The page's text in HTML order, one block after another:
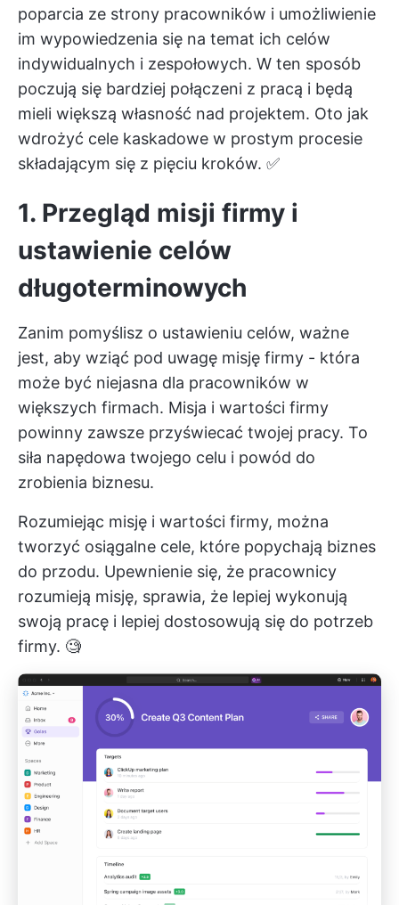
poparcia ze strony pracowników i umożliwienie
im wypowiedzenia się na temat ich celów
indywidualnych i zespołowych. W ten sposób
poczują się bardziej połączeni z pracą i będą
mieli większą własność nad projektem. Oto jak
wdrożyć cele kaskadowe w prostym procesie
składającym się z pięciu kroków. ✅
1. Przegląd misji firmy i
ustawienie celów
długoterminowych
Zanim pomyślisz o ustawieniu celów, ważne
jest, aby wziąć pod uwagę misję firmy - która
może być niejasna dla pracowników w
większych firmach. Misja i wartości firmy
powinny zawsze przyświecać twojej pracy. To
siła napędowa twojego celu i powód do
zrobienia biznesu.
Rozumiejąc misję i wartości firmy, można
tworzyć osiągalne cele, które popychają biznes
do przodu. Upewnienie się, że pracownicy
rozumieją misję, sprawia, że lepiej wykonują
swoją pracę i lepiej dostosowują się do potrzeb
firmy. 🧐